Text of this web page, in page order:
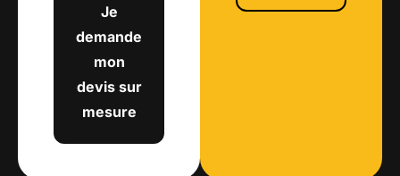
Je
demande
mon
devis sur
mesure